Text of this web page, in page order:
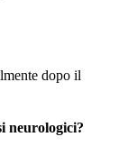
dopo il
neurologici?